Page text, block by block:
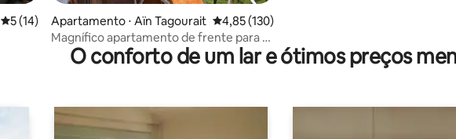
5 de uma avaliação média de 5, 14 avaliações
5 (14)
Apartamento ⋅ Aïn Tagourait 4,85 de uma avaliação média de 5, 130
4,85 (130)
Magnífico apartamento de frente para o
mar.O conforto de um lar e ótimos preços